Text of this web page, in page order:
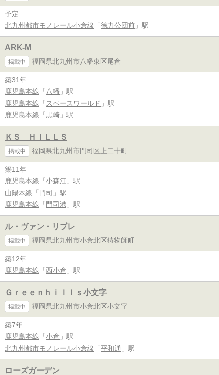
予定
北九州都市モノレール小倉線 「 徳力公団前 」駅
ARK-M
掲載中 福岡県北九州市八幡東区尾倉
築31年
鹿児島本線 「 八幡 」駅
鹿児島本線 「 スペースワールド 」駅
鹿児島本線 「 黒崎 」駅
ＫＳ ＨＩＬＬＳ
掲載中 福岡県北九州市門司区上二十町
築11年
鹿児島本線 「 小森江 」駅
山陽本線 「 門司 」駅
鹿児島本線 「 門司港 」駅
ル・ヴァン・リブレ
掲載中 福岡県北九州市小倉北区鋳物師町
築12年
鹿児島本線 「 西小倉 」駅
Ｇｒｅｅｎｈｉｌｌｓ小文字
掲載中 福岡県北九州市小倉北区小文字
築7年
鹿児島本線 「 小倉 」駅
北九州都市モノレール小倉線 「 平和通 」駅
ローズガーデン